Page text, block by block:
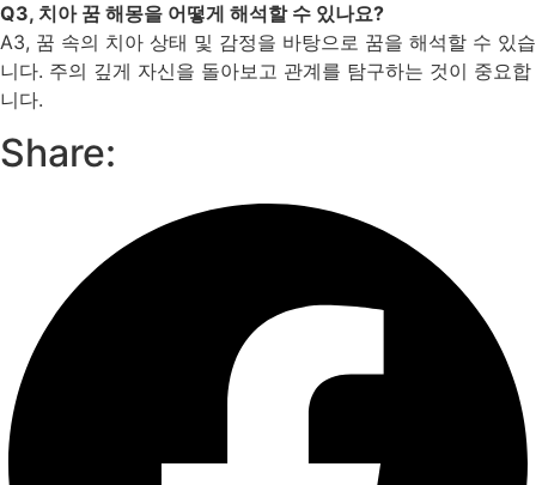
Q3, 치아 꿈 해몽을 어떻게 해석할 수 있나요?
A3, 꿈 속의 치아 상태 및 감정을 바탕으로 꿈을 해석할 수 있습
니다. 주의 깊게 자신을 돌아보고 관계를 탐구하는 것이 중요합
니다.
Share: